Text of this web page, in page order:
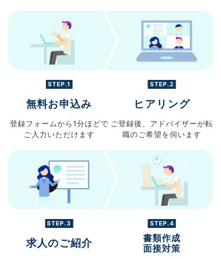
STEP.1
無料お申込み
登録フォームから 1分ほどで
ご入力 いただけます
STEP.2
ヒアリング
ご登録後、 アドバイザーが転
職のご希望を伺います
STEP.3
求人のご紹介
STEP.4
書類作成
面接対策